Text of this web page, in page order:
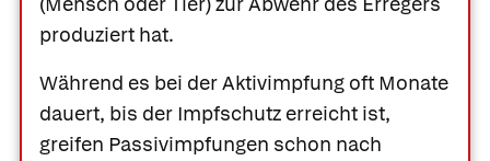
produziert hat.
Während es bei der Aktivimpfung oft Monate
dauert, bis der Impfschutz erreicht ist,
greifen Passivimpfungen schon nach